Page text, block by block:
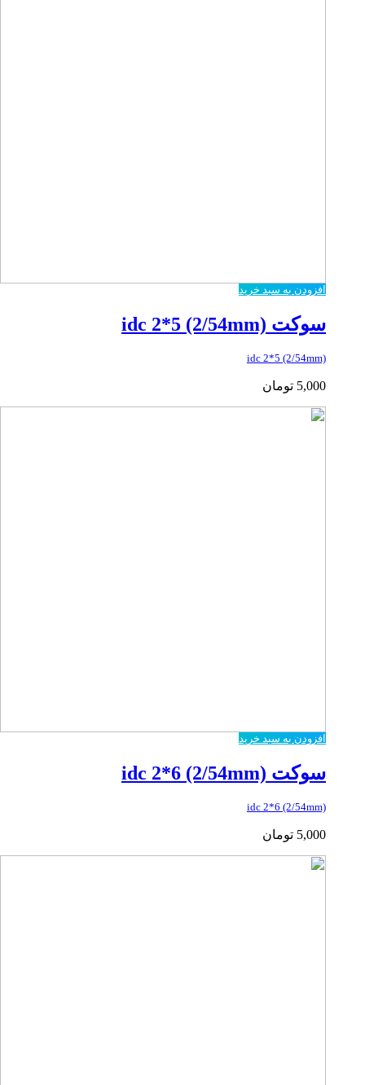
افزودن به سبد خرید
سوکت idc 2*5 (2/54mm)
idc 2*5 (2/54mm)
5,000 تومان
افزودن به سبد خرید
سوکت idc 2*6 (2/54mm)
idc 2*6 (2/54mm)
5,000 تومان